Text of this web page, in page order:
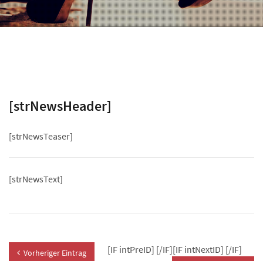
[strNewsHeader]
[strNewsTeaser]
[strNewsText]
[IF intPreID]
Vorheriger Eintrag [/IF][IF intNextID] [/IF]